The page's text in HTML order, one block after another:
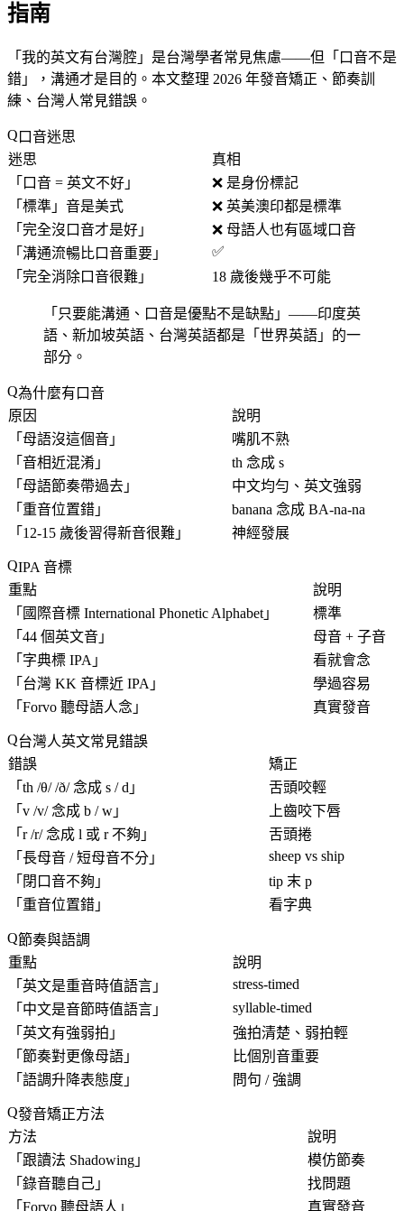
指南
「 我的英文有台灣腔 」是台灣學者常見焦慮——但「 口音不是
錯 」，溝通才是目的。本文整理 2026 年發音矯正、節奏訓
練、台灣人常見錯誤。
口音迷思
迷思
真相
「 口音 = 英文不好 」
❌ 是身份標記
「標準」音是美式
❌ 英美澳印都是標準
「 完全沒口音才是好 」
❌ 母語人也有區域口音
「 溝通流暢比口音重要 」
✅
「 完全消除口音很難 」 18 歲後幾乎不可能
「 只要能溝通、口音是優點不是缺點 」——印度英
語、新加坡英語、台灣英語都是「 世界英語 」的一
部分。
為什麼有口音
原因
說明
「 母語沒這個音 」
嘴肌不熟
「 音相近混淆 」
th 念成 s
「 母語節奏帶過去 」
中文均勻、英文強弱
「 重音位置錯 」
banana 念成 BA-na-na
「 12-15 歲後習得新音很難 」 神經發展
IPA 音標
重點
說明
「 國際音標 International Phonetic Alphabet 」
標準
「 44 個英文音 」
母音 + 子音
「 字典標 IPA 」
看就會念
「 台灣 KK 音標近 IPA 」
學過容易
「 Forvo 聽母語人念 」 真實發音
台灣人英文常見錯誤
錯誤
矯正
「 th /θ/ /ð/ 念成 s / d 」
舌頭咬輕
「 v /v/ 念成 b / w 」
上齒咬下唇
「 r /r/ 念成 l 或 r 不夠 」
舌頭捲
「 長母音 / 短母音不分 」
sheep vs ship
「 閉口音不夠 」
tip 末 p
「 重音位置錯 」 看字典
節奏與語調
重點
說明
「英文是重音時值語言」
stress-timed
「中文是音節時值語言」
syllable-timed
「 英文有強弱拍 」
強拍清楚、弱拍輕
「 節奏對更像母語 」
比個別音重要
「 語調升降表態度 」 問句 / 強調
發音矯正方法
方法
說明
「 跟讀法 Shadowing 」
模仿節奏
「 錄音聽自己 」
找問題
「 Forvo 聽母語人 」 真實發音